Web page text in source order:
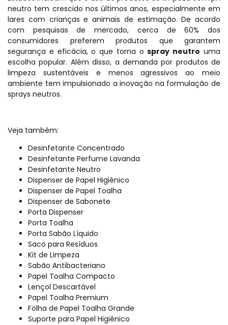
neutro tem crescido nos últimos anos, especialmente em
lares com crianças e animais de estimação. De acordo
com pesquisas de mercado, cerca de 60% dos
consumidores preferem produtos que garantem
segurança e eficácia, o que torna ospray neutro uma
escolha popular. Além disso, a demanda por produtos de
limpeza sustentáveis e menos agressivos ao meio
ambiente tem impulsionado a inovação na formulação de
sprays neutros.
Veja também:
Desinfetante Concentrado
Desinfetante Perfume Lavanda
Desinfetante Neutro
Dispenser de Papel Higiênico
Dispenser de Papel Toalha
Dispenser de Sabonete
Porta Dispenser
Porta Toalha
Porta Sabão Líquido
Saco para Resíduos
Kit de Limpeza
Sabão Antibacteriano
Papel Toalha Compacto
Lençol Descartável
Papel Toalha Premium
Folha de Papel Toalha Grande
Suporte para Papel Higiênico